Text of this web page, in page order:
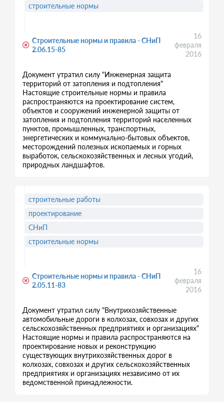
Строительные нормы и правила - СНиП
2.06.15-85
16
февраля
2016
Документ утратил силу "Инженерная защита
территорий от затопления и подтопления"
Настоящие строительные нормы и правила
распространяются на проектирование систем,
объектов и сооружений инженерной защиты от
затопления и подтопления территорий населенных
пунктов, промышленных, транспортных,
энергетических и коммунально-бытовых объектов,
месторождений полезных ископаемых и горных
выработок, сельскохозяйственных и лесных угодий,
природных ландшафтов.
строительные нормы
Строительные нормы и правила - СНиП
2.05.11-83
16
февраля
2016
Документ утратил силу "Внутрихозяйственные
автомобильные дороги в колхозах, совхозах и других
сельскохозяйственных предприятиях и организациях"
Настоящие нормы и правила распространяются на
проектирование новых и реконструкцию
существующих внутрихозяйственных дорог в
колхозах, совхозах и других сельскохозяйственных
предприятиях и организациях независимо от их
ведомственной принадлежности.
строительные работы
проектирование
СНиП
строительные нормы